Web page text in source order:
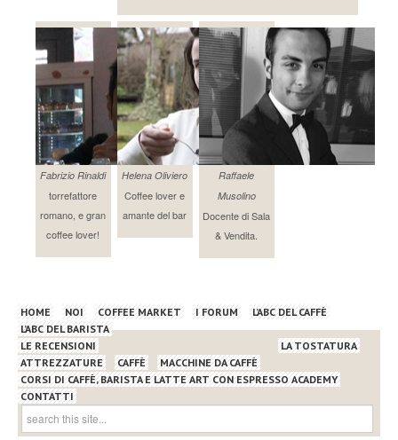
Fabrizio Rinaldi
torrefattore
romano, e gran
coffee lover!
Helena Oliviero
Coffee lover e
amante del bar
Raffaele
Musolino
Docente di Sala
& Vendita.
HOME NOI COFFEE MARKET I FORUM
L’ABC DEL CAFFÈ
L’ABC DEL BARISTA
LE RECENSIONI
ATTREZZATURE
CAFFÈ MACCHINE DA CAFFÈ
LA TOSTATURA
CORSI DI CAFFÈ, BARISTA E LATTE ART CON ESPRESSO ACADEMY
CONTATTI